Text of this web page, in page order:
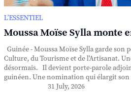
L’ESSENTIEL
Moussa Moïse Sylla monte
Guinée - Moussa Moïse Sylla garde son
Culture, du Tourisme et de l'Artisanat.
désormais. Il devient porte-parole
guinéen. Une nomination qui élargit
31 July, 2026